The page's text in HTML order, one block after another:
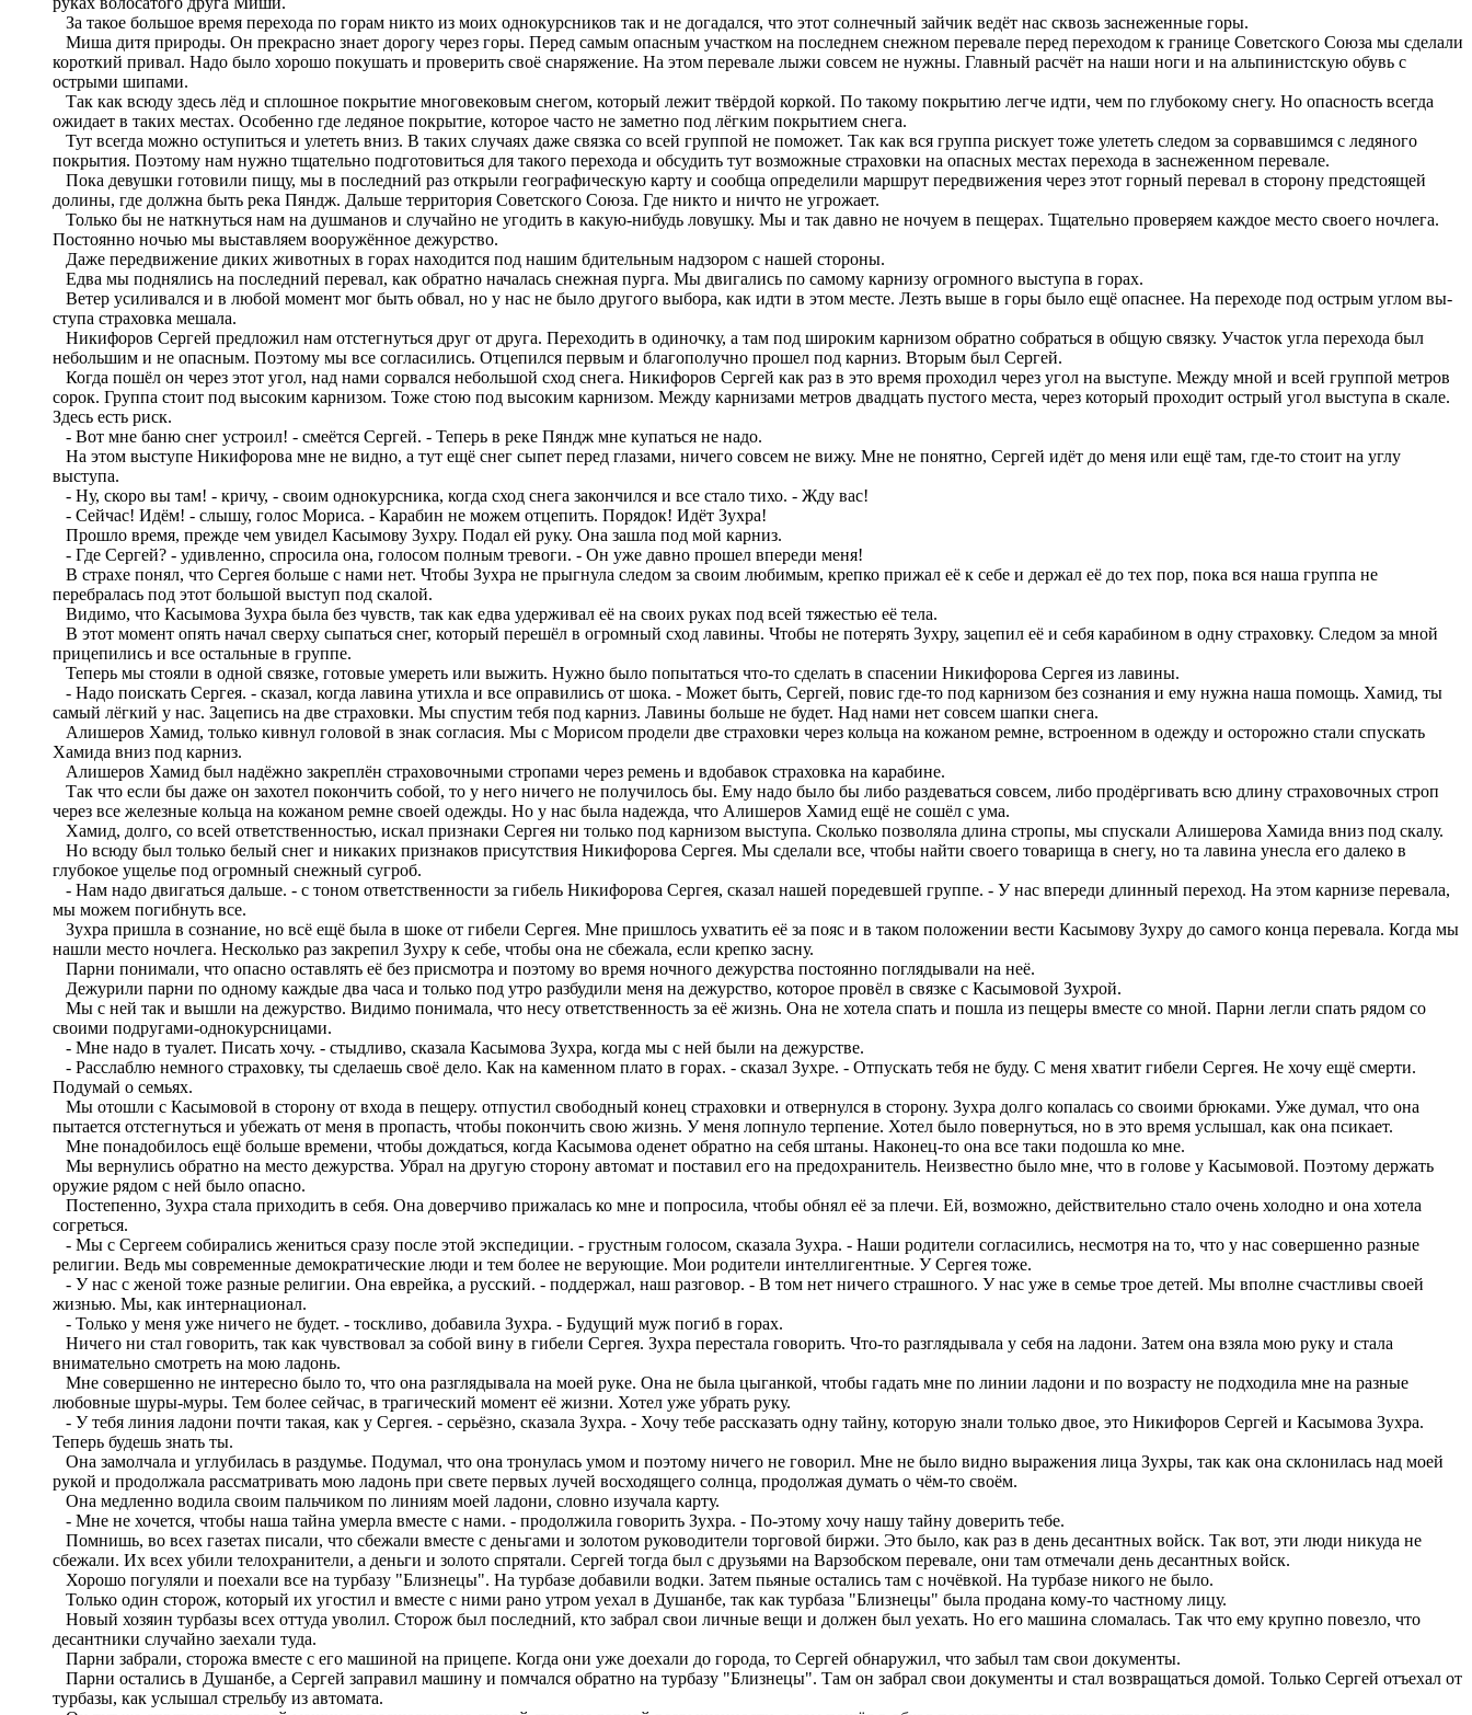
За такое большое время перехода по горам никто из моих однокурсников так и не догадался, что этот солнечный зайчик ведёт нас сквозь заснеженные горы.
Миша дитя природы. Он прекрасно знает дорогу через горы. Перед самым опасным участком на последнем снежном перевале перед переходом к границе Советского Союза мы сделали
короткий привал. Надо было хорошо покушать и проверить своё снаряжение. На этом перевале лыжи совсем не нужны. Главный расчёт на наши ноги и на альпинистскую обувь с
острыми шипами.
Так как всюду здесь лёд и сплошное покрытие многовековым снегом, который лежит твёрдой коркой. По такому покрытию легче идти, чем по глубокому снегу. Но опасность всегда
ожидает в таких местах. Особенно где ледяное покрытие, которое часто не заметно под лёгким покрытием снега.
Тут всегда можно оступиться и улететь вниз. В таких случаях даже связка со всей группой не поможет. Так как вся группа рискует тоже улететь следом за сорвавшимся с ледяного
покрытия. Поэтому нам нужно тщательно подготовиться для такого перехода и обсудить тут возможные страховки на опасных местах перехода в заснеженном перевале.
Пока девушки готовили пищу, мы в последний раз открыли географическую карту и сообща определили маршрут передвижения через этот горный перевал в сторону предстоящей
долины, где должна быть река Пяндж. Дальше территория Советского Союза. Где никто и ничто не угрожает.
Только бы не наткнуться нам на душманов и случайно не угодить в какую-нибудь ловушку. Мы и так давно не ночуем в пещерах. Тщательно проверяем каждое место своего ночлега.
Постоянно ночью мы выставляем вооружённое дежурство.
Даже передвижение диких животных в горах находится под нашим бдительным надзором с нашей стороны.
Едва мы поднялись на последний перевал, как обратно началась снежная пурга. Мы двигались по самому карнизу огромного выступа в горах.
Ветер усиливался и в любой момент мог быть обвал, но у нас не было другого выбора, как идти в этом месте. Лезть выше в горы было ещё опаснее. На переходе под острым углом вы-
ступа страховка мешала.
Никифоров Сергей предложил нам отстегнуться друг от друга. Переходить в одиночку, а там под широким карнизом обратно собраться в общую связку. Участок угла перехода был
небольшим и не опасным. Поэтому мы все согласились. Отцепился первым и благополучно прошел под карниз. Вторым был Сергей.
Когда пошёл он через этот угол, над нами сорвался небольшой сход снега. Никифоров Сергей как раз в это время проходил через угол на выступе. Между мной и всей группой метров
сорок. Группа стоит под высоким карнизом. Тоже стою под высоким карнизом. Между карнизами метров двадцать пустого места, через который проходит острый угол выступа в скале.
Здесь есть риск.
- Вот мне баню снег устроил! - смеётся Сергей. - Теперь в реке Пяндж мне купаться не надо.
На этом выступе Никифорова мне не видно, а тут ещё снег сыпет перед глазами, ничего совсем не вижу. Мне не понятно, Сергей идёт до меня или ещё там, где-то стоит на углу
выступа.
- Ну, скоро вы там! - кричу, - своим однокурсника, когда сход снега закончился и все стало тихо. - Жду вас!
- Сейчас! Идём! - слышу, голос Мориса. - Карабин не можем отцепить. Порядок! Идёт Зухра!
Прошло время, прежде чем увидел Касымову Зухру. Подал ей руку. Она зашла под мой карниз.
- Где Сергей? - удивленно, спросила она, голосом полным тревоги. - Он уже давно прошел впереди меня!
В страхе понял, что Сергея больше с нами нет. Чтобы Зухра не прыгнула следом за своим любимым, крепко прижал её к себе и держал её до тех пор, пока вся наша группа не
перебралась под этот большой выступ под скалой.
Видимо, что Касымова Зухра была без чувств, так как едва удерживал её на своих руках под всей тяжестью её тела.
В этот момент опять начал сверху сыпаться снег, который перешёл в огромный сход лавины. Чтобы не потерять Зухру, зацепил её и себя карабином в одну страховку. Следом за мной
прицепились и все остальные в группе.
Теперь мы стояли в одной связке, готовые умереть или выжить. Нужно было попытаться что-то сделать в спасении Никифорова Сергея из лавины.
- Надо поискать Сергея. - сказал, когда лавина утихла и все оправились от шока. - Может быть, Сергей, повис где-то под карнизом без сознания и ему нужна наша помощь. Хамид, ты
самый лёгкий у нас. Зацепись на две страховки. Мы спустим тебя под карниз. Лавины больше не будет. Над нами нет совсем шапки снега.
Алишеров Хамид, только кивнул головой в знак согласия. Мы с Морисом продели две страховки через кольца на кожаном ремне, встроенном в одежду и осторожно стали спускать
Хамида вниз под карниз.
Алишеров Хамид был надёжно закреплён страховочными стропами через ремень и вдобавок страховка на карабине.
Так что если бы даже он захотел покончить собой, то у него ничего не получилось бы. Ему надо было бы либо раздеваться совсем, либо продёргивать всю длину страховочных строп
через все железные кольца на кожаном ремне своей одежды. Но у нас была надежда, что Алишеров Хамид ещё не сошёл с ума.
Хамид, долго, со всей ответственностью, искал признаки Сергея ни только под карнизом выступа. Сколько позволяла длина стропы, мы спускали Алишерова Хамида вниз под скалу.
Но всюду был только белый снег и никаких признаков присутствия Никифорова Сергея. Мы сделали все, чтобы найти своего товарища в снегу, но та лавина унесла его далеко в
глубокое ущелье под огромный снежный сугроб.
- Нам надо двигаться дальше. - с тоном ответственности за гибель Никифорова Сергея, сказал нашей поредевшей группе. - У нас впереди длинный переход. На этом карнизе перевала,
мы можем погибнуть все.
Зухра пришла в сознание, но всё ещё была в шоке от гибели Сергея. Мне пришлось ухватить её за пояс и в таком положении вести Касымову Зухру до самого конца перевала. Когда мы
нашли место ночлега. Несколько раз закрепил Зухру к себе, чтобы она не сбежала, если крепко засну.
Парни понимали, что опасно оставлять её без присмотра и поэтому во время ночного дежурства постоянно поглядывали на неё.
Дежурили парни по одному каждые два часа и только под утро разбудили меня на дежурство, которое провёл в связке с Касымовой Зухрой.
Мы с ней так и вышли на дежурство. Видимо понимала, что несу ответственность за её жизнь. Она не хотела спать и пошла из пещеры вместе со мной. Парни легли спать рядом со
своими подругами-однокурсницами.
- Мне надо в туалет. Писать хочу. - стыдливо, сказала Касымова Зухра, когда мы с ней были на дежурстве.
- Расслаблю немного страховку, ты сделаешь своё дело. Как на каменном плато в горах. - сказал Зухре. - Отпускать тебя не буду. С меня хватит гибели Сергея. Не хочу ещё смерти.
Подумай о семьях.
Мы отошли с Касымовой в сторону от входа в пещеру. отпустил свободный конец страховки и отвернулся в сторону. Зухра долго копалась со своими брюками. Уже думал, что она
пытается отстегнуться и убежать от меня в пропасть, чтобы покончить свою жизнь. У меня лопнуло терпение. Хотел было повернуться, но в это время услышал, как она псикает.
Мне понадобилось ещё больше времени, чтобы дождаться, когда Касымова оденет обратно на себя штаны. Наконец-то она все таки подошла ко мне.
Мы вернулись обратно на место дежурства. Убрал на другую сторону автомат и поставил его на предохранитель. Неизвестно было мне, что в голове у Касымовой. Поэтому держать
оружие рядом с ней было опасно.
Постепенно, Зухра стала приходить в себя. Она доверчиво прижалась ко мне и попросила, чтобы обнял её за плечи. Ей, возможно, действительно стало очень холодно и она хотела
согреться.
- Мы с Сергеем собирались жениться сразу после этой экспедиции. - грустным голосом, сказала Зухра. - Наши родители согласились, несмотря на то, что у нас совершенно разные
религии. Ведь мы современные демократические люди и тем более не верующие. Мои родители интеллигентные. У Сергея тоже.
- У нас с женой тоже разные религии. Она еврейка, а русский. - поддержал, наш разговор. - В том нет ничего страшного. У нас уже в семье трое детей. Мы вполне счастливы своей
жизнью. Мы, как интернационал.
- Только у меня уже ничего не будет. - тоскливо, добавила Зухра. - Будущий муж погиб в горах.
Ничего ни стал говорить, так как чувствовал за собой вину в гибели Сергея. Зухра перестала говорить. Что-то разглядывала у себя на ладони. Затем она взяла мою руку и стала
внимательно смотреть на мою ладонь.
Мне совершенно не интересно было то, что она разглядывала на моей руке. Она не была цыганкой, чтобы гадать мне по линии ладони и по возрасту не подходила мне на разные
любовные шуры-муры. Тем более сейчас, в трагический момент её жизни. Хотел уже убрать руку.
- У тебя линия ладони почти такая, как у Сергея. - серьёзно, сказала Зухра. - Хочу тебе рассказать одну тайну, которую знали только двое, это Никифоров Сергей и Касымова Зухра.
Теперь будешь знать ты.
Она замолчала и углубилась в раздумье. Подумал, что она тронулась умом и поэтому ничего не говорил. Мне не было видно выражения лица Зухры, так как она склонилась над моей
рукой и продолжала рассматривать мою ладонь при свете первых лучей восходящего солнца, продолжая думать о чём-то своём.
Она медленно водила своим пальчиком по линиям моей ладони, словно изучала карту.
- Мне не хочется, чтобы наша тайна умерла вместе с нами. - продолжила говорить Зухра. - По-этому хочу нашу тайну доверить тебе.
Помнишь, во всех газетах писали, что сбежали вместе с деньгами и золотом руководители торговой биржи. Это было, как раз в день десантных войск. Так вот, эти люди никуда не
сбежали. Их всех убили телохранители, а деньги и золото спрятали. Сергей тогда был с друзьями на Варзобском перевале, они там отмечали день десантных войск.
Хорошо погуляли и поехали все на турбазу "Близнецы". На турбазе добавили водки. Затем пьяные остались там с ночёвкой. На турбазе никого не было.
Только один сторож, который их угостил и вместе с ними рано утром уехал в Душанбе, так как турбаза "Близнецы" была продана кому-то частному лицу.
Новый хозяин турбазы всех оттуда уволил. Сторож был последний, кто забрал свои личные вещи и должен был уехать. Но его машина сломалась. Так что ему крупно повезло, что
десантники случайно заехали туда.
Парни забрали, сторожа вместе с его машиной на прицепе. Когда они уже доехали до города, то Сергей обнаружил, что забыл там свои документы.
Парни остались в Душанбе, а Сергей заправил машину и помчался обратно на турбазу "Близнецы". Там он забрал свои документы и стал возвращаться домой. Только Сергей отъехал от
турбазы, как услышал стрельбу из автомата.